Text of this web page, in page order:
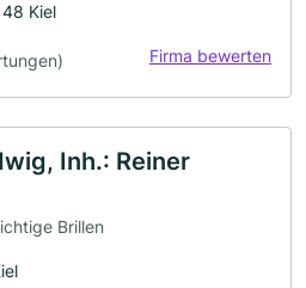
Kiel
Firma bewerten
Inh.: Reiner
Brillen